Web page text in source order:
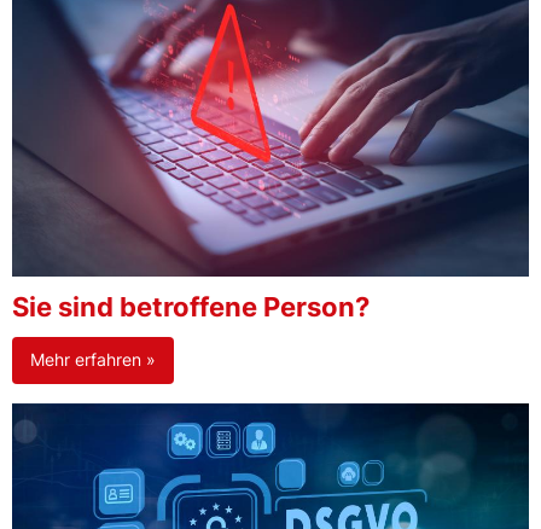
Sie sind betroffene Person?
Mehr erfahren »